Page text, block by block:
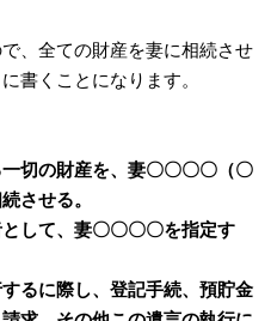
、全ての財産を妻に相続させ
書くことになります。
切の財産を、妻〇〇〇〇（〇
させる。
して、妻〇〇〇〇を指定す
るに際し、登記手続、預貯金